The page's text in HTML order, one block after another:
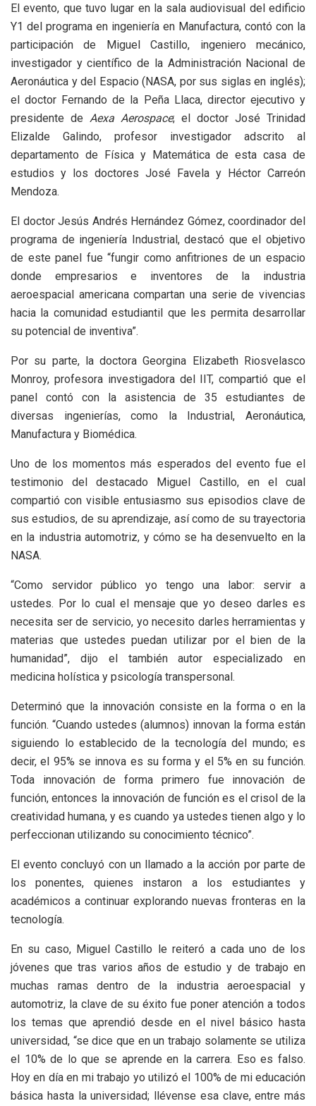
El evento, que tuvo lugar en la sala audiovisual del edificio
Y1 del programa en ingeniería en Manufactura, contó con la
participación de Miguel Castillo, ingeniero mecánico,
investigador y científico de la Administración Nacional de
Aeronáutica y del Espacio (NASA, por sus siglas en inglés);
el doctor Fernando de la Peña Llaca, director ejecutivo y
presidente de Aexa Aerospace; el doctor José Trinidad
Elizalde Galindo, profesor investigador adscrito al
departamento de Física y Matemática de esta casa de
estudios y los doctores José Favela y Héctor Carreón
Mendoza.
El doctor Jesús Andrés Hernández Gómez, coordinador del
programa de ingeniería Industrial, destacó que el objetivo
de este panel fue “fungir como anfitriones de un espacio
donde empresarios e inventores de la industria
aeroespacial americana compartan una serie de vivencias
hacia la comunidad estudiantil que les permita desarrollar
su potencial de inventiva”.
Por su parte, la doctora Georgina Elizabeth Riosvelasco
Monroy, profesora investigadora del IIT, compartió que el
panel contó con la asistencia de 35 estudiantes de
diversas ingenierías, como la Industrial, Aeronáutica,
Manufactura y Biomédica.
Uno de los momentos más esperados del evento fue el
testimonio del destacado Miguel Castillo, en el cual
compartió con visible entusiasmo sus episodios clave de
sus estudios, de su aprendizaje, así como de su trayectoria
en la industria automotriz, y cómo se ha desenvuelto en la
NASA.
“Como servidor público yo tengo una labor: servir a
ustedes. Por lo cual el mensaje que yo deseo darles es
necesita ser de servicio, yo necesito darles herramientas y
materias que ustedes puedan utilizar por el bien de la
humanidad”, dijo el también autor especializado en
medicina holística y psicología transpersonal.
Determinó que la innovación consiste en la forma o en la
función. “Cuando ustedes (alumnos) innovan la forma están
siguiendo lo establecido de la tecnología del mundo; es
decir, el 95% se innova es su forma y el 5% en su función.
Toda innovación de forma primero fue innovación de
función, entonces la innovación de función es el crisol de la
creatividad humana, y es cuando ya ustedes tienen algo y lo
perfeccionan utilizando su conocimiento técnico”.
El evento concluyó con un llamado a la acción por parte de
los ponentes, quienes instaron a los estudiantes y
académicos a continuar explorando nuevas fronteras en la
tecnología.
En su caso, Miguel Castillo le reiteró a cada uno de los
jóvenes que tras varios años de estudio y de trabajo en
muchas ramas dentro de la industria aeroespacial y
automotriz, la clave de su éxito fue poner atención a todos
los temas que aprendió desde en el nivel básico hasta
universidad, “se dice que en un trabajo solamente se utiliza
el 10% de lo que se aprende en la carrera. Eso es falso.
Hoy en día en mi trabajo yo utilizó el 100% de mi educación
básica hasta la universidad; llévense esa clave, entre más